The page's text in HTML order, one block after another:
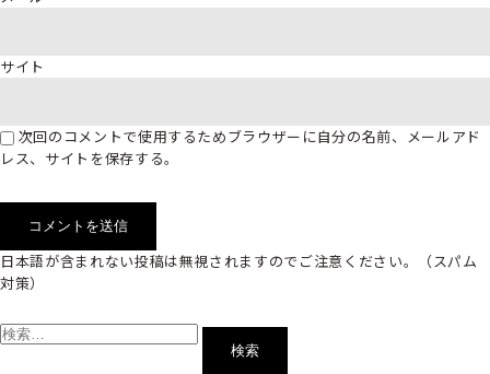
サイト
次回のコメントで使用するためブラウザーに自分の名前、メールアド
レス、サイトを保存する。
日本語が含まれない投稿は無視されますのでご注意ください。（スパム
対策）
索: